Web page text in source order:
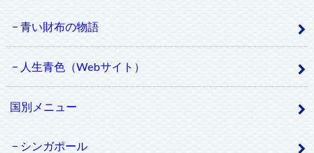
青い財布の物語
人生青色（Webサイト）
国別メニュー
シンガポール